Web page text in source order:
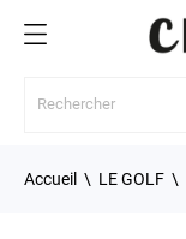
Accueil LE GOLF